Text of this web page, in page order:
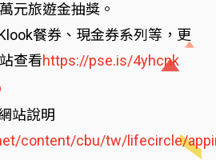
元旅遊金抽獎。
餐券、現金券系列等，更
查看https://pse.is/4yhcnk
站說明
content/cbu/tw/lifecircle/